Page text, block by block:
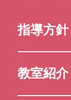
指導方針
教室紹介